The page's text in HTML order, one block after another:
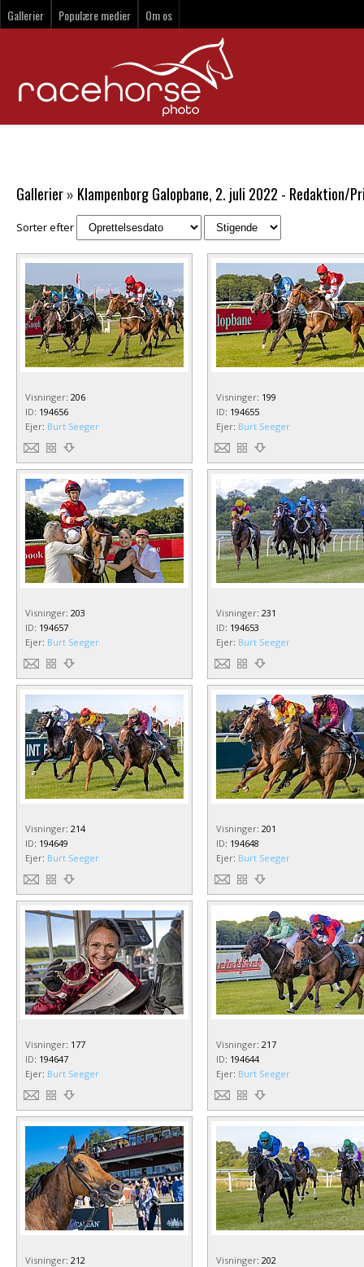
Gallerier Populære medier Om os
Gallerier» Klampenborg Galopbane, 2. juli 2022 - Redaktion/
Sorter efter
Visninger: 206
ID: 194656
Ejer: Burt Seeger
Visninger: 199
ID: 194655
Ejer: Burt Seeger
Visninger: 203
ID: 194657
Ejer: Burt Seeger
Visninger: 231
ID: 194653
Ejer: Burt Seeger
Visninger: 214
ID: 194649
Ejer: Burt Seeger
Visninger: 201
ID: 194648
Ejer: Burt Seeger
Visninger: 177
ID: 194647
Ejer: Burt Seeger
Visninger: 217
ID: 194644
Ejer: Burt Seeger
Visninger: 212
Visninger: 202